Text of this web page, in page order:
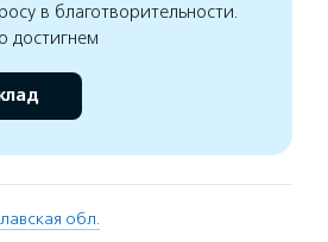
в благотворительности.
достигнем
обл.